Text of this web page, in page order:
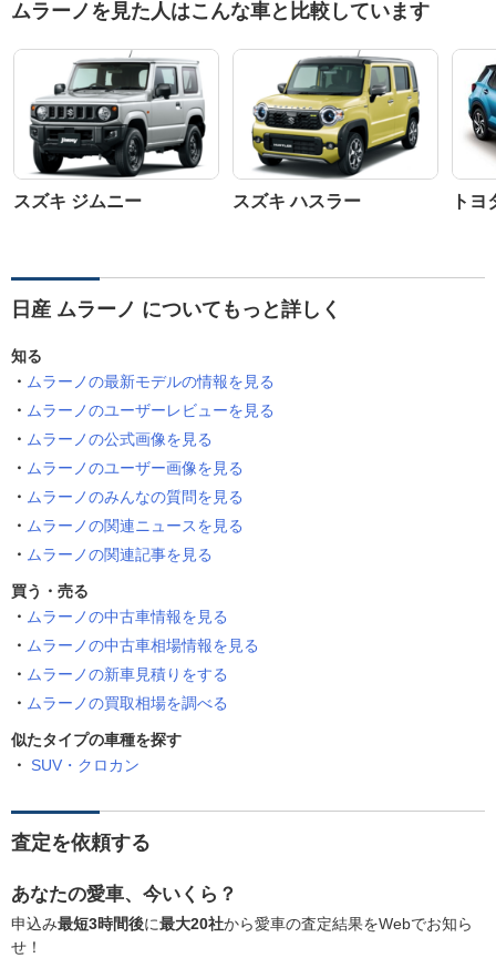
ムラーノを見た人はこんな車と比較しています
スズキ ジムニー スズキ ハスラー トヨ
日産 ムラーノ についてもっと詳しく
知る
ムラーノの最新モデルの情報を見る
ムラーノのユーザーレビューを見る
ムラーノの公式画像を見る
ムラーノのユーザー画像を見る
ムラーノのみんなの質問を見る
ムラーノの関連ニュースを見る
ムラーノの関連記事を見る
買う・売る
ムラーノの中古車情報を見る
ムラーノの中古車相場情報を見る
ムラーノの新車見積りをする
ムラーノの買取相場を調べる
似たタイプの車種を探す
SUV・クロカン
査定を依頼する
あなたの愛車、今いくら？
申込み最短3時間後に最大20社から愛車の査定結果をWebでお知ら
せ！